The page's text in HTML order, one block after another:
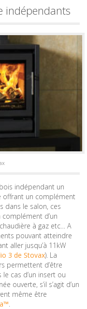
indépendants
indépendant un
offrant un complément
dans le salon, ces
d’un
à gaz etc… A
pouvant atteindre
aller jusqu’à 11kW
3 de Stovax). La
permettent d’être
cas d’un insert ou
ouverte, s’il s’agit d’un
même être
.